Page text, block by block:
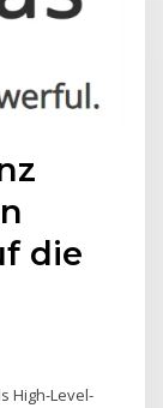
die
High-Level-